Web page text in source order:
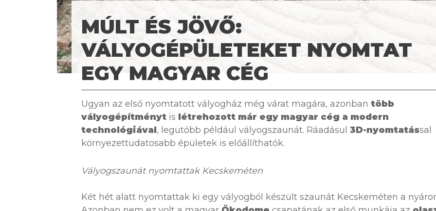
MÚLT ÉS JÖVŐ:
VÁLYOGÉPÜLETEKET NYOMTAT
EGY MAGYAR CÉG
Ugyan az első nyomtatott vályogház még várat magára, azonban több
vályogépítményt is létrehozott már egy magyar cég a modern
technológiával, legutóbb például vályogszaunát. Ráadásul 3D-nyomtatással
környezettudatosabb épületek is előállíthatók.
Vályogszaunát nyomtattak Kecskeméten
Két hét alatt nyomtattak ki egy vályogból készült szaunát Kecskeméten a